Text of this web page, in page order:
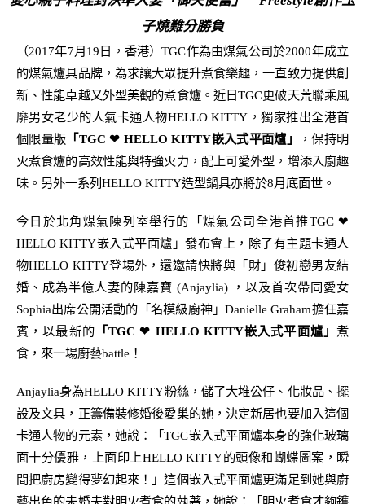
子燒難分勝負
（2017年7月 19 日，香港）TGC作為由煤氣公司於2000年成立
的煤氣爐具品牌，為求讓大眾提升煮食樂趣，一直致力提供創
新、性能卓越又外型美觀的煮食爐。近日TGC更破天荒聯乘風
靡男女老少的人氣卡通人物HELLO KITTY ，獨家推出全港首
個限量版 「 TGC❤ HELLO KITTY嵌入式平面爐 」
，保持明
火煮食爐的高效性能與特強火力，配上可愛外型，增添入廚趣
味 。另外一系列 HELLO KITTY造型鍋具亦將於8月底面世。
今日於北角煤氣陳列室舉行的「煤氣公司全港首推TGC❤
HELLO KITTY嵌入式平面爐」發布會上，除了有主題卡通人
物HELLO KITTY登場外，還邀請快將與 「財」俊初戀男友結
婚、成為半億人妻的陳嘉寶 (Anjaylia)
，以及首次帶同愛女
Sophia出席公開活動的「名模級廚神」Danielle Graham擔任嘉
賓，以最新的 「TGC❤ HELLO KITTY嵌入式平面爐 」煮
食，來一場廚藝battle ！
Anjaylia身為HELLO KITTY粉絲，儲了大堆公仔、化妝品、擺
設及文具，正籌備裝修婚後愛巢的她，決定新居也要加入這個
卡通人物的元素，她說：「TGC嵌入式平面爐本身的強化玻璃
面十分優雅，上面印上HELLO KITTY的頭像和蝴蝶圖案， 瞬
間把廚房變得夢幻起來 ！」這個嵌入式平面爐更滿足到她與廚
藝出色的未婚夫對明火煮食的執著，她說：「明火煮食才夠鑊